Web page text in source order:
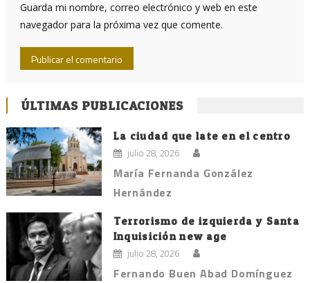
Guarda mi nombre, correo electrónico y web en este
navegador para la próxima vez que comente.
ÚLTIMAS PUBLICACIONES
La ciudad que late en el centro
julio 28, 2026
María Fernanda González
Hernández
Terrorismo de izquierda y Santa
Inquisición new age
julio 28, 2026
Fernando Buen Abad Domínguez